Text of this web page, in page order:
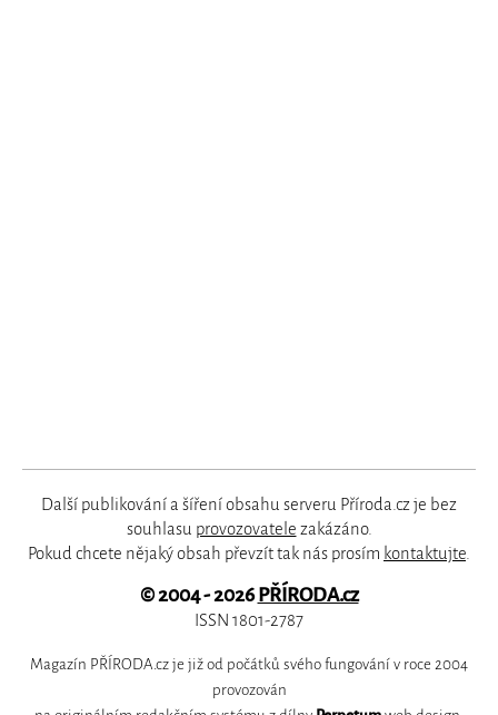
Další publikování a šíření obsahu serveru Příroda.cz je bez
souhlasu provozovatele zakázáno.
Pokud chcete nějaký obsah převzít tak nás prosím kontaktujte
© 2004 - 2026PŘÍRODA.cz
ISSN 1801-2787
Magazín PŘÍRODA.cz je již od počátků svého fungování v roce 2004
provozován